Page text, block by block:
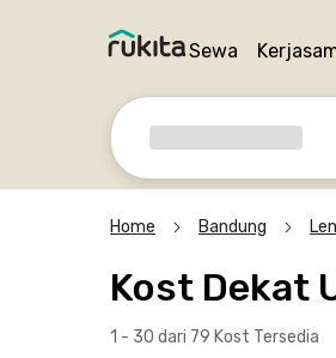
Sewa
Home Bandung
Kost Dekat
1 - 30 dari 79 Kost Tersedia